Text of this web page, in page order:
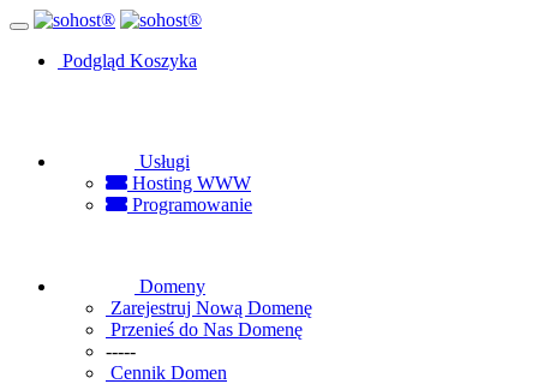
Podgląd Koszyka
Usługi
Hosting WWW
Programowanie
Domeny
Zarejestruj Nową Domenę
Przenieś do Nas Domenę
-----
Cennik Domen